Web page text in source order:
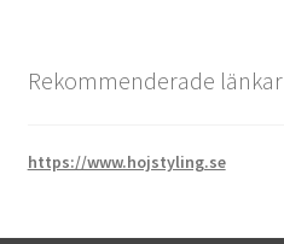
Rekommenderade länkar
https://www.hojstyling.se